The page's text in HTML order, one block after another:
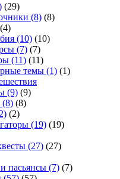
(29)
(8) (8)
(4)
(10) (10)
(7) (7)
(11) (11)
темы (1) (1)
(9) (9)
(8) (8)
(2)
(19) (19)
(27) (27)
пасьянсы (7) (7)